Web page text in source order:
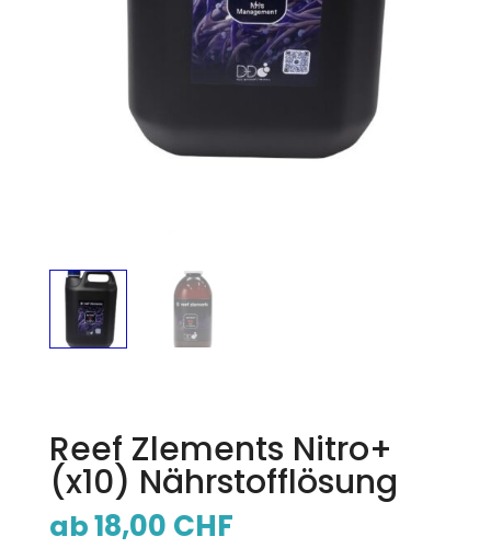
Reef Zlements Nitro+
(x10) Nährstofflösung
ab18,00 CHF